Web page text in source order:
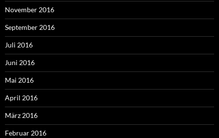
November 2016
September 2016
Juli 2016
Juni 2016
Mai 2016
April 2016
März 2016
Februar 2016